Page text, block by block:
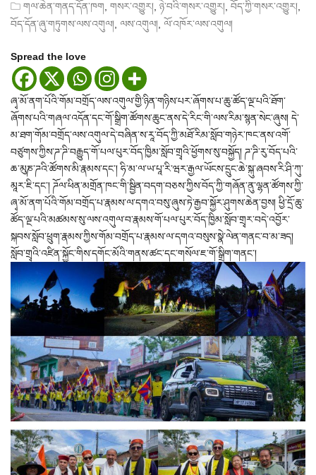
གལ་ཆེན་གནད་དོན་ཁག གསར་འགྱུར། ཉེ་བའི་གསར་འགྱུར། བོད་ཀྱི་གསར་འགྱུར།
བོད་དོན་ཞུ་གཏུགས་ལས་འགུལ། ལས་འགུལ། ལོ་འཁོར་ལས་འགུལ།
Spread the love
ཞྭ་མོ་ནག་པོའི་གོམ་བགྲོད་ལས་འགུལ་གྱི་ཉིན་གཉིས་པར་ཞོགས་པ་ཆུ་ཚོད་ལྔ་པའི་ཐོག་
ཞོགས་པའི་གཞལ་འདོན་དང་གོ་སྒྲིག་ཚོགས་ཆུང་ནས་དེ་རིང་གི་ལས་རིམ་སྙན་སེང་ཞུས། དེ་
མ་ཐག་གོམ་བགྲོད་ལས་འགུལ་དེ་བཞིན་ས་རཱ་བོད་ཀྱི་མཐོ་རིམ་སློབ་གཉེར་ཁང་ནས་འགོ་
བཙུགས་ཀྱིས་ཌ་ཌི་བརྒྱུད་གོ་པལ་པུར་བོད་ཁྱིམ་སློབ་གྲྭའི་ཕྱོགས་སུ་བསྐྱོད། ཌ་ཌི་རུ་བོད་པའི་
ཆ་མུཎ་ཌའི་ཚོགས་མི་རྣམས་དང་། ཧི་མ་ལ་ཡ་པཱ་རི་ཝར་རྒྱལ་ཡོངས་དྲུང་ཆེ་སྐུ་ཞབས་རི་ཤི་ཀུ་
མཱར་ཇི་དང་། ཌོལ་ཕིན་མགྲོན་ཁང་གི་སྦྱིན་བདག་བཅས་ཀྱིས་བོད་ཀྱི་གཞོན་ནུ་ལྷན་ཚོགས་ཀྱི་
ཞྭ་མོ་ནག་པོའི་གོམ་བགྲོད་པ་རྣམས་ལ་དགའ་བསུ་ཞུས་ཏེ་རྒྱབ་སྐྱོར་ཤུགས་ཆེན་བྱས། ཕྱི་དྲོ་ཆུ་
ཚོད་ལྔ་པའི་མཚམས་སུ་ལས་འགུལ་བ་རྣམས་གོ་པལ་པུར་བོད་ཁྱིམ་སློབ་གྲྭར་བདེ་འབྱོར་
སྐབས་སློབ་ཕྲུག་རྣམས་ཀྱིས་གོམ་བགྲོད་པ་རྣམས་ལ་དགའ་བསུས་སྣེ་ལེན་གནང་བ་མ་ཟད།
སློབ་གྲྭའི་འཛིན་སྐྱོང་གིས་དགོང་མོའི་གནས་ཚང་དང་གསོལ་ཇ་གོ་སྒྲིག་གནང་།